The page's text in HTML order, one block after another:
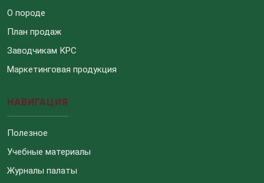
О породе
План продаж
Заводчикам КРС
Маркетинговая продукция
НАВИГАЦИЯ
Полезное
Учебные материалы
Журналы палаты